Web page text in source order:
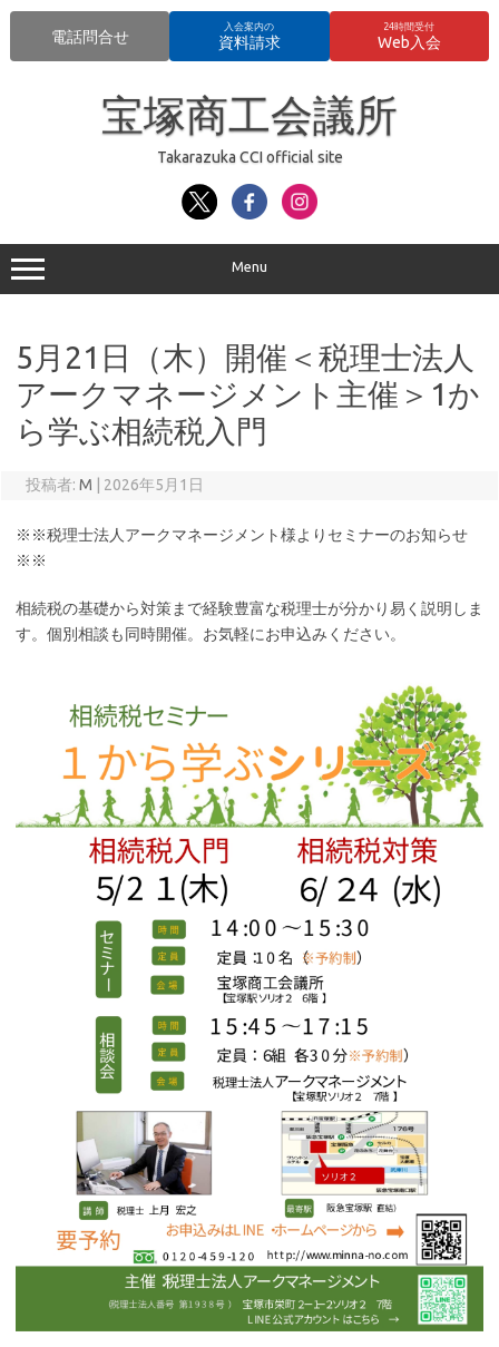
電話問合せ
入会案内の
資料請求
24時間受付
Web入会
宝塚商工会議所
Takarazuka CCI official site
Menu
5月21日（木）開催＜税理士法人
アークマネージメント主催＞1か
ら学ぶ相続税入門
投稿者: M 2026年5月1日
※※税理士法人アークマネージメント様よりセミナーのお知らせ
※※
相続税の基礎から対策まで経験豊富な税理士が分かり易く説明しま
す。個別相談も同時開催。お気軽にお申込みください。